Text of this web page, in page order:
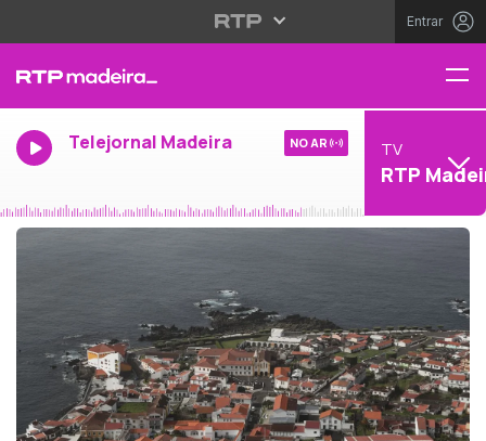
Entrar
Telejornal Madeira NO AR TV
RTP